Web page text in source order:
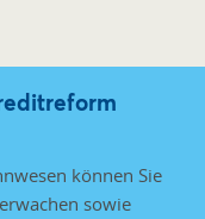
können Sie
sowie